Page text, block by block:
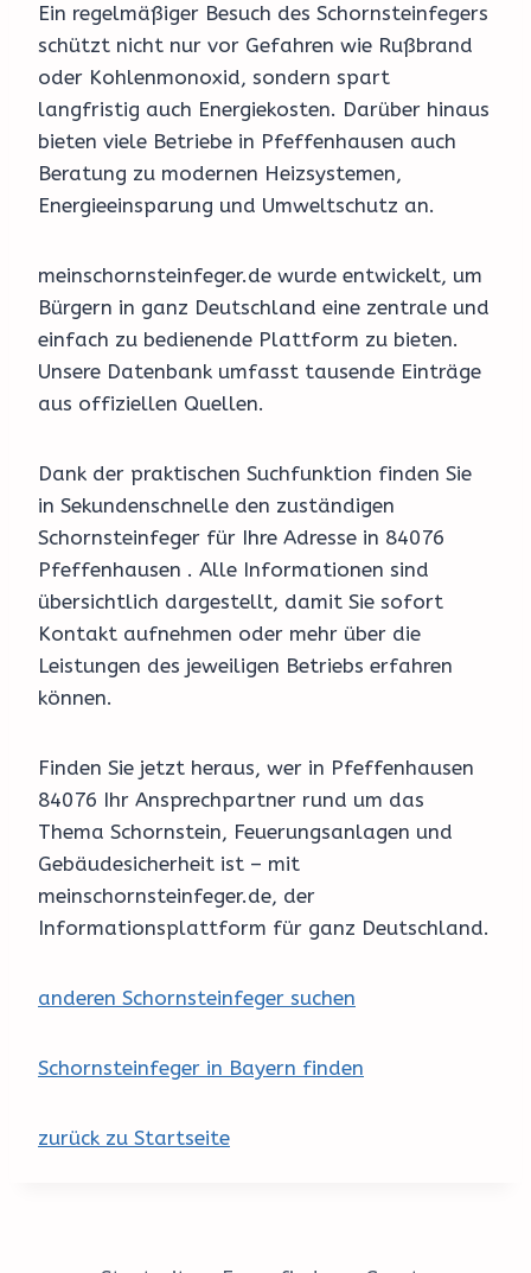
Ein regelmäßiger Besuch des Schornsteinfegers
schützt nicht nur vor Gefahren wie Rußbrand
oder Kohlenmonoxid, sondern spart
langfristig auch Energiekosten. Darüber hinaus
bieten viele Betriebe in Pfeffenhausen auch
Beratung zu modernen Heizsystemen,
Energieeinsparung und Umweltschutz an.
meinschornsteinfeger.de wurde entwickelt, um
Bürgern in ganz Deutschland eine zentrale und
einfach zu bedienende Plattform zu bieten.
Unsere Datenbank umfasst tausende Einträge
aus offiziellen Quellen.
Dank der praktischen Suchfunktion finden Sie
in Sekundenschnelle den zuständigen
Schornsteinfeger für Ihre Adresse in 84076
Pfeffenhausen . Alle Informationen sind
übersichtlich dargestellt, damit Sie sofort
Kontakt aufnehmen oder mehr über die
Leistungen des jeweiligen Betriebs erfahren
können.
Finden Sie jetzt heraus, wer in Pfeffenhausen
84076 Ihr Ansprechpartner rund um das
Thema Schornstein, Feuerungsanlagen und
Gebäudesicherheit ist – mit
meinschornsteinfeger.de, der
Informationsplattform für ganz Deutschland.
anderen Schornsteinfeger suchen
Schornsteinfeger in Bayern finden
zurück zu Startseite